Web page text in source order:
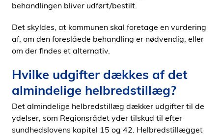
behandlingen bliver udført/bestilt.
Det skyldes, at kommunen skal foretage en vurdering
af, om den foreslåede behandling er nødvendig, eller
om der findes et alternativ.
Hvilke udgifter dækkes af det
almindelige helbredstillæg?
Det almindelige helbredstillæg dækker udgifter til de
ydelser, som Regionsrådet yder tilskud til efter
sundhedslovens kapitel 15 og 42. Helbredstillægget